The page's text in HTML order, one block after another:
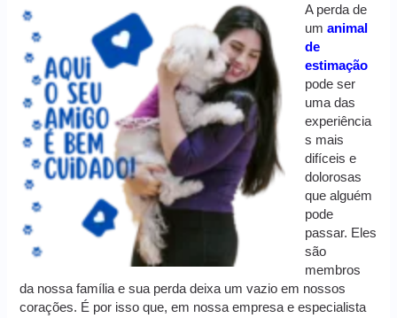
A perda de
umanimal
de
estimação
pode ser
uma das
experiência
s mais
difíceis e
dolorosas
que alguém
pode
passar. Eles
são
membros
da nossa família e sua perda deixa um vazio em nossos
corações. É por isso que, em nossa empresa e especialista